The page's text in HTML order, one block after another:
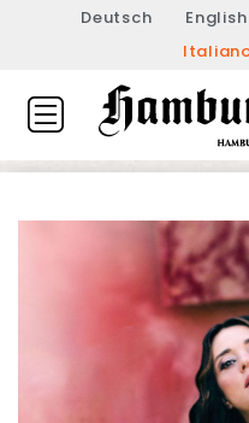
Deutsch English